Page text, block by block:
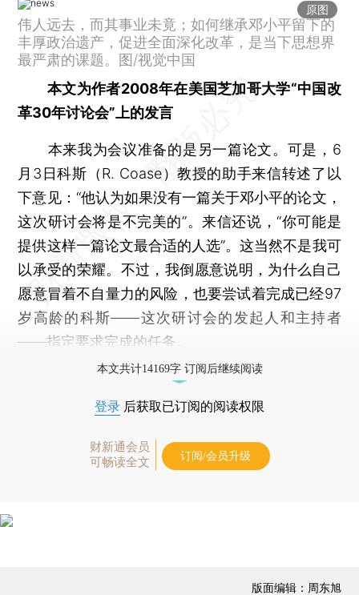
原图
伟人远去，而其事业未竟；如何继承邓小平留下的
丰厚政治遗产，促进全面深化改革，是当下思想界
最严肃的课题。图/视觉中国
本文为作者2008年在美国芝加哥大学“中国改
革30年讨论会”上的发言
本来我为会议准备的是另一篇论文。可是，6
月3日科斯（R. Coase）教授的助手来信转述了以
下意见：“他认为如果没有一篇关于邓小平的论文，
这次研讨会将是不完美的”。来信还说，“你可能是
提供这样一篇论文最合适的人选”。这当然不是我可
以承受的荣耀。不过，我倒愿意说明，为什么自己
愿意冒着不自量力的风险，也要尝试着完成已经97
岁高龄的科斯——这次研讨会的发起人和主持者
——指定要求完成的任务。
本文共计14169字 订阅后继续阅读
登录 后获取已订阅的阅读权限
财新通会员
可畅读全文
订阅/会员升级
版面编辑：周东旭